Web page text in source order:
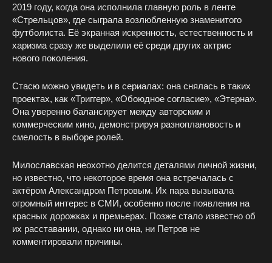
2019 году, когда она исполнила главную роль в ленте
«Стрельцов», где сыграла возлюбленную знаменитого
футболиста. Её экранная искренность, естественность и
харизма сразу же выделили её среди других актрис
нового поколения.
Стасю можно увидеть и в сериалах: она снялась в таких
проектах, как «Триггер», «Обоюдное согласие», «Этерна».
Она уверенно балансирует между авторским и
коммерческим кино, демонстрируя разноплановость и
смелость в выборе ролей.
Милославская неохотно делится деталями личной жизни,
но известно, что некоторое время она встречалась с
актёром Александром Петровым. Их пара вызывала
огромный интерес в СМИ, особенно после появления на
красных дорожках и премьерах. Позже стало известно об
их расставании, однако ни она, ни Петров не
комментировали причины.